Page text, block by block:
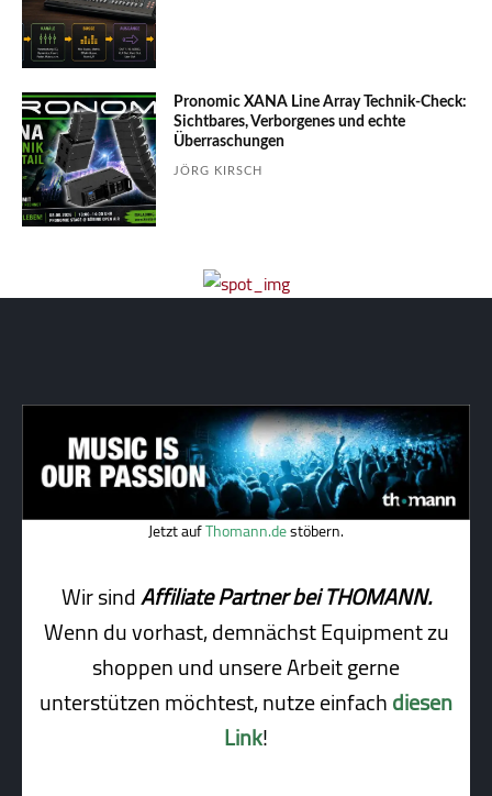
Pronomic XANA Line Array Technik-Check:
Sichtbares, Verborgenes und echte
Überraschungen
JÖRG KIRSCH
Jetzt aufThomann.destöbern.
Wir sindAffiliate Partner bei THOMANN.
Wenn du vorhast, demnächst Equipment zu
shoppen und unsere Arbeit gerne
unterstützen möchtest, nutze einfachdiesen
Link!